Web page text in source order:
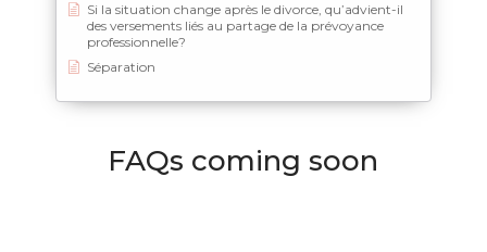
Si la situation change après le divorce, qu’advient-il
des versements liés au partage de la prévoyance
professionnelle?
Séparation
FAQs coming soon